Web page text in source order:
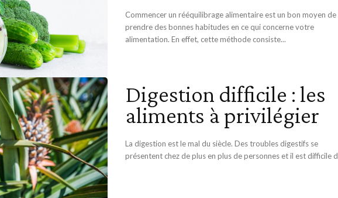
Commencer un rééquilibrage alimentaire est un bon moyen de
prendre des bonnes habitudes en ce qui concerne votre
alimentation. En effet, cette méthode consiste...
Digestion difficile : les
aliments à privilégier
La digestion est le mal du siècle. Des troubles digestifs se
présentent chez de plus en plus de personnes et il est difficile